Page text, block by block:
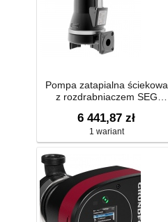
Pompa zatapialna ściekowa
z rozdrabniaczem SEG
6 441,87 zł
1 wariant